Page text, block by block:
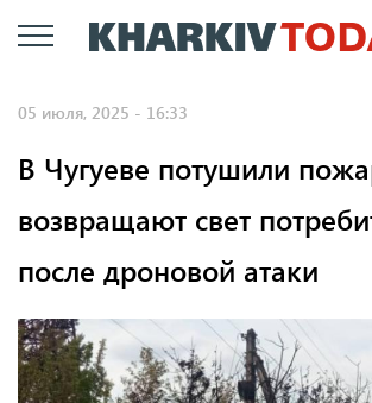
Перейти
к
05 июля, 2025 - 16:33
В Чугуеве потушили
возвращают свет
после дроновой атаки